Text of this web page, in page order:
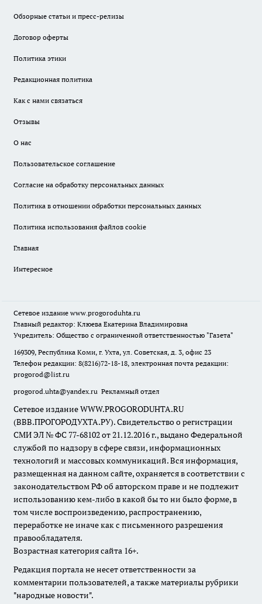
Обзорные статьи и пресс-релизы
Договор оферты
Политика этики
Редакционная политика
Как с нами связаться
Отзывы
О нас
Пользовательское соглашение
Согласие на обработку персональных данных
Политика в отношении обработки персональных данных
Политика использования файлов cookie
Главная
Интересное
Сетевое издание www.progoroduhta.ru
Главный редактор: Клюева Екатерина Владимировна
Учредитель: Общество с ограниченной ответственностью "Газета"
169309, Республика Коми, г. Ухта, ул. Советская, д. 3, офис 23
Телефон редакции: 8(8216)72-18-18, электронная почта редакции:
progorod@list.ru
progorod.uhta@yandex.ru Рекламный отдел
Сетевое издание WWW.PROGORODUHTA.RU
(ВВВ.ПРОГОРОДУХТА.РУ). Свидетельство о регистрации
СМИ ЭЛ № ФС 77-68102 от 21.12.2016 г., выдано Федеральной
службой по надзору в сфере связи, информационных
технологий и массовых коммуникаций. Вся информация,
размещенная на данном сайте, охраняется в соответствии с
законодательством РФ об авторском праве и не подлежит
использованию кем-либо в какой бы то ни было форме, в
том числе воспроизведению, распространению,
переработке не иначе как с письменного разрешения
правообладателя.
Возрастная категория сайта 16+.
Редакция портала не несет ответственности за
комментарии пользователей, а также материалы рубрики
"народные новости".